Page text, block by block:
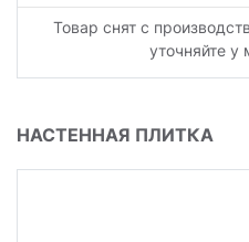
Товар снят с
уточняйте
НАСТЕННАЯ ПЛИТКА